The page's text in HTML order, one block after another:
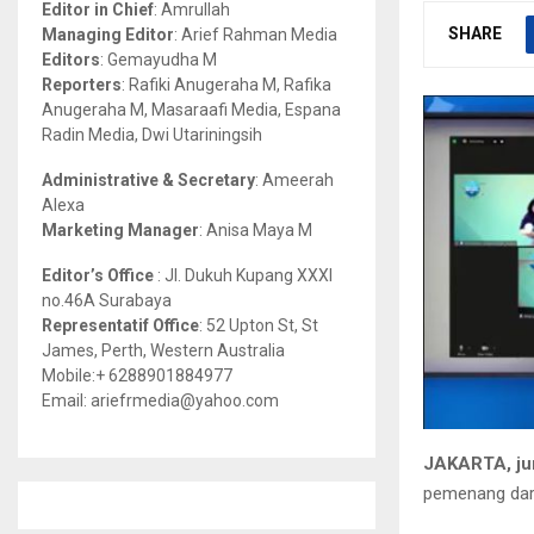
SHARE
JAKARTA,
pemenang
r
:
R
H
Editor in Chief: Amrullah
Managing Editor: Arief Rahman Media
Editors: Gemayudha M
Reporters: Rafiki Anugeraha M, Rafika
Anugeraha M, Masaraafi Media, Espana
Radin Media, Dwi Utariningsih
Administrative & Secretary: Ameerah
Alexa
Marketing Manager: Anisa Maya M
Editor’s Office : Jl. Dukuh Kupang XXXI
no.46A Surabaya
Representatif Office: 52 Upton St, St
James, Perth, Western Australia
Mobile:+ 6288901884977
Email: ariefrmedia@yahoo.com